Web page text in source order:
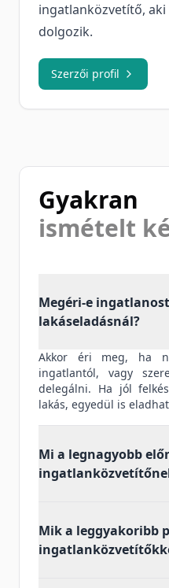
ingatlanközvetítő, aki
dolgozik.
Szerzői profil
Gyakran
ismételt
Megéri-e
lakáseladásnál?
Akkor éri meg, ha
ingatlantól, vagy
delegálni. Ha jól
lakás, egyedül is
Mi a legnagyobb
Mik a leggyakoribb